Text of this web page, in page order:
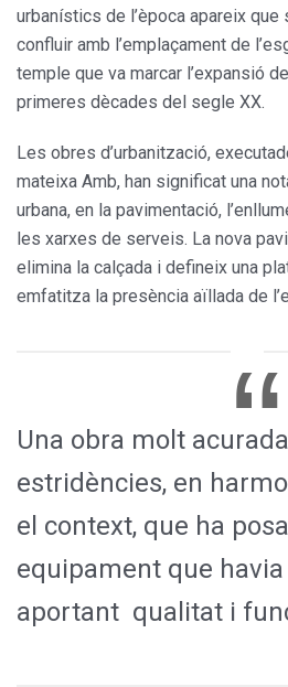
urbanístics de l’època apareix que
confluir amb l’emplaçament de
temple que va marcar l’expansió
primeres dècades del segle XX.
Les obres d’urbanització,
mateixa Amb, han significat una
urbana, en la pavimentació,
les xarxes de serveis. La nova
elimina la calçada i defineix una
emfatitza la presència aïllada de
Una obra molt
estridències, en
el context, que ha
equipament que
aportant qualitat i